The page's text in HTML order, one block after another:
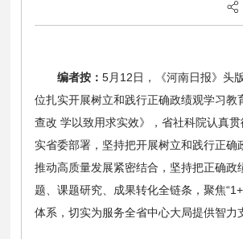
编者按： 5月12日，《河南日报》头
位扎实开展树立和践行正确政绩观学习
查改 学以致用求实效》，省社科院认真
实省委部署，坚持把开展树立和践行正确
推动高质量发展紧密结合，坚持把正确政
题、课题研究、成果转化全链条，聚焦
体系，切实为服务全省中心大局提供智力